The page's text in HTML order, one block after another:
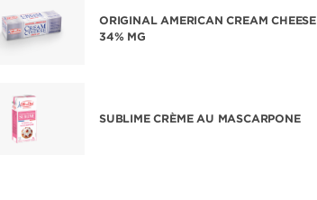
ORIGINAL AMERICAN CREAM CHEESE
34% MG
SUBLIME CRÈME AU MASCARPONE